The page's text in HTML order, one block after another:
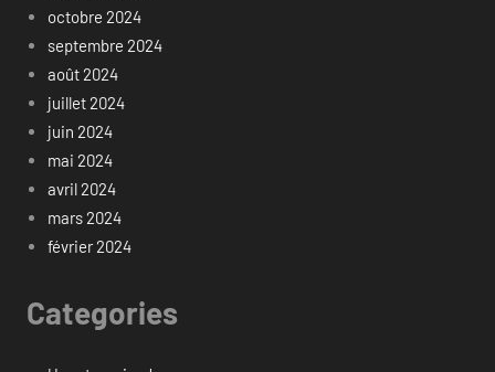
octobre 2024
septembre 2024
août 2024
juillet 2024
juin 2024
mai 2024
avril 2024
mars 2024
février 2024
Categories